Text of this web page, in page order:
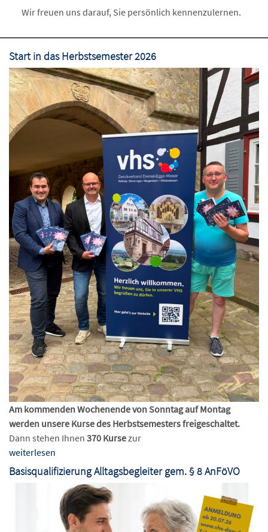
Wir freuen uns darauf, Sie persönlich kennenzulernen.
Start in das Herbstsemester 2026
Am kommenden Wochenende von Sonntag auf Montag
werden unsere Kurse des Herbstsemesters freigeschaltet.
Dann stehen Ihnen 370 Kursezur
weiterlesen
Basisqualifizierung Alltagsbegleiter gem. § 8 AnFöVO